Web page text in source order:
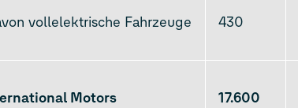
vollelektrische Fahrzeuge 430
Motors 17.600